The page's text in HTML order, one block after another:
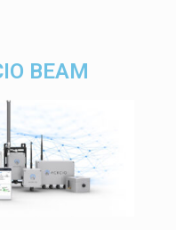
BEAM